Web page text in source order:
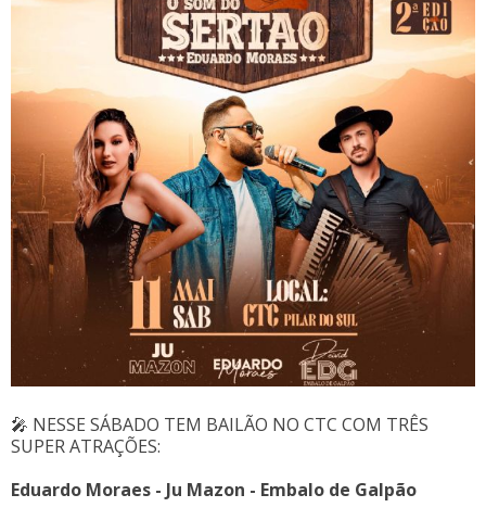
🎤 NESSE SÁBADO TEM BAILÃO NO CTC COM TRÊS
SUPER ATRAÇÕES:
Eduardo Moraes - Ju Mazon - Embalo de Galpão